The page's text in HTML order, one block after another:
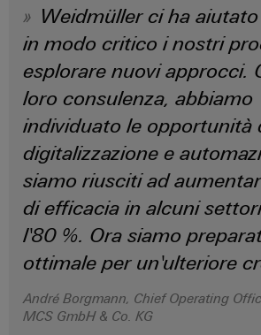
della
costruzione
di
quadri
macchine
per
vari
settori
della
macchina
e
dell’automazione
fabbrica
connettori
PCB
Produttore
di
apparecchiature
originali
(OEM)
Sistemi
I/O
Industrial
Ethernet
Pannelli
touch
Strumenti
di
progettazione
e
Misurazione
Weidmüller ci ha
in modo critico i nostri
esplorare nuovi approcci.
loro consulenza, abbiamo
individuato le opportunità
digitalizzazione e
siamo riusciti ad
di efficacia in alcuni
l'80 %. Ora siamo
ottimale per un'ulteriore
André Borgmann, Chief Operating
MCS GmbH & Co. KG